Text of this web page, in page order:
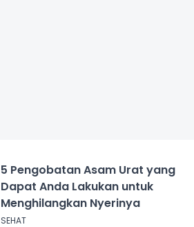
5 Pengobatan Asam Urat yang
Dapat Anda Lakukan untuk
Menghilangkan Nyerinya
SEHAT